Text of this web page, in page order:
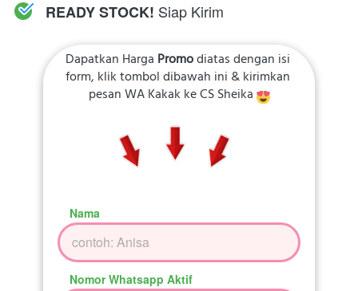
READY STOCK! Siap Kirim
Dapatkan Harga Promo diatas dengan isi
form, klik tombol dibawah ini & kirimkan
pesan WA Kakak ke CS Sheika
Nama
Nomor Whatsapp Aktif